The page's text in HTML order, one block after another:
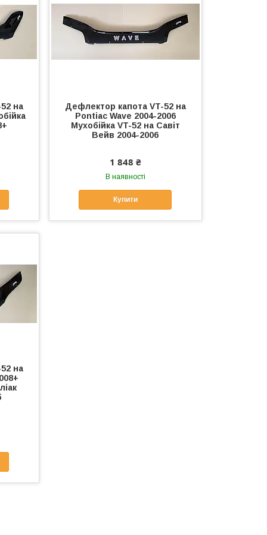
на
Дефлектор капота VT-52 на
Pontiac Wave 2004-2006
Мухобійка VT-52 на Савіт
Вейв 2004-2006
1 848 ₴
В наявності
Купити
на